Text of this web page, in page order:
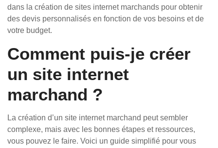
dans la création de sites internet marchands pour obtenir
des devis personnalisés en fonction de vos besoins et de
votre budget.
Comment puis-je créer
un site internet
marchand ?
La création d’un site internet marchand peut sembler
complexe, mais avec les bonnes étapes et ressources,
vous pouvez le faire. Voici un guide simplifié pour vous